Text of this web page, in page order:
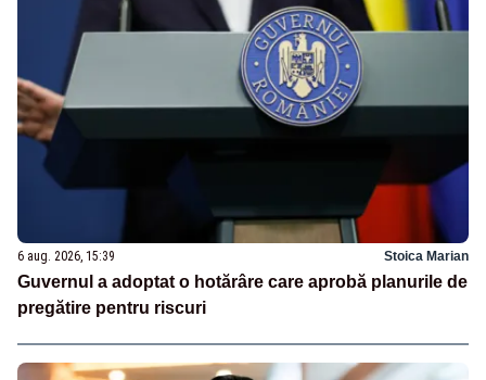
6 aug. 2026, 15:39 Stoica Marian
Guvernul a adoptat o hotărâre care aprobă planurile de
pregătire pentru riscuri